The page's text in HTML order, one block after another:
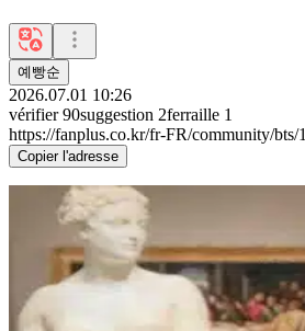
예빵순
2026.07.01 10:26
vérifier 90suggestion 2ferraille 1
https://fanplus.co.kr/fr-FR/community/bts/
Copier l'adresse